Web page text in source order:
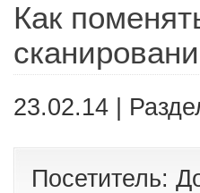
Как
23.02.14 |
Посетитель: